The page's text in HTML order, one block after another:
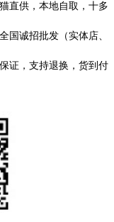
直供，本地自取，十多
国诚招批发（实体店、
证，支持退换，货到付